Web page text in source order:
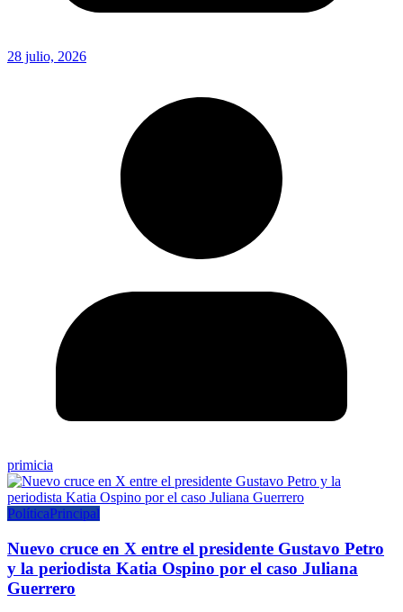
28 julio, 2026
primicia
PolíticaPrincipal
Nuevo cruce en X entre el presidente Gustavo Petro
y la periodista Katia Ospino por el caso Juliana
Guerrero